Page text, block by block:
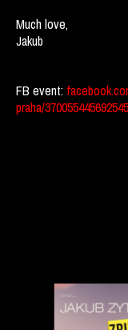
Much love,
Jakub
FB event:
praha/